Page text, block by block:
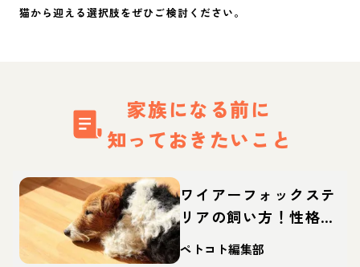
猫から迎える選択肢をぜひご検討ください。
家族になる前に
知っておきたいこと
ワイアーフォックステ
リアの飼い方！性格や
寿命、しつけなどを解
ペトコト編集部